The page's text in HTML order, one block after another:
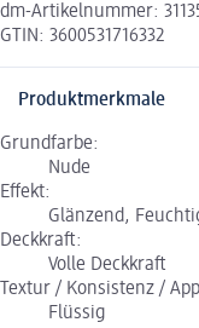
dm-Artikelnummer:
GTIN: 3600531716332
Produktmerkmale
Grundfarbe:
Nude
Effekt:
Glänzend,
Deckkraft:
Volle Deckkraft
Textur / Konsistenz /
Flüssig